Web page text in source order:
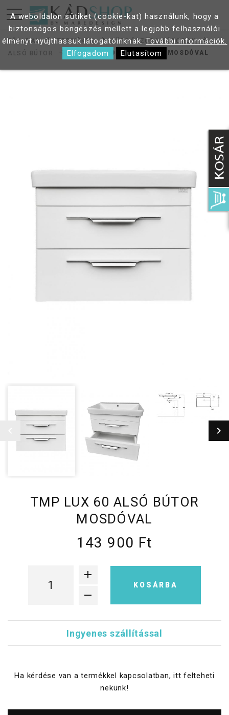
FŐOLDAL TERMÉKEK
FÜRDŐSZOBA BÚTOROK
ALSÓ BÚTOR
TMP LUX 60 ALSÓ BÚTOR MOSDÓVAL
TMP LUX 60 ALSÓ BÚTOR
MOSDÓVAL
143 900 Ft
KOSÁRBA
Ingyenes szállítással
Ha kérdése van a termékkel kapcsolatban, itt felteheti
nekünk!
A weboldalon sütiket (cookie-kat) használunk, hogy a
biztonságos böngészés mellett a legjobb felhasználói
élményt nyújthassuk látogatóinknak.További információk.
Elfogadom
Elutasítom